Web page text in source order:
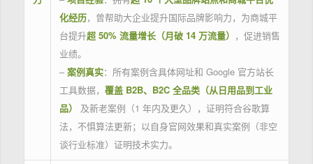
化经历，曾帮助大企业提升国际品牌影响力，为商城平
台提升超 50% 流量增长（月破 14 万流量） ，促进销售
业绩。
– 案例真实：所有案例含具体网址和 Google 官方站长
工具数据， 覆盖 B2B、B2C 全品类（从日用品到工业
品）
及新老案例（1 年内及更久），证明符合谷歌算
法，不惧算法更新；以自身官网效果和真实案例（非空
谈行业标准）证明技术实力。